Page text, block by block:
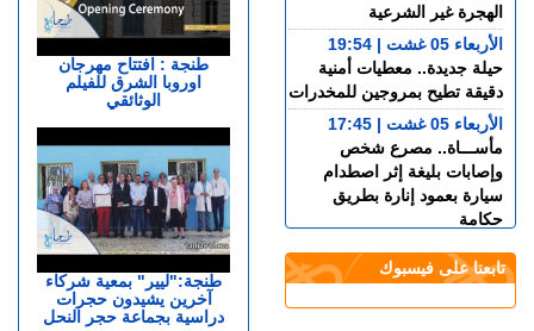
طنجة : افتتاح مهرجان
اوروبا الشرق للفيلم
الوثائقي
طنجة:"ليير" بمعية شركاء
آخرين يشيدون حجرات
دراسية بجماعة حجر النحل
الهجرة غير الشرعية
الأربعاء 05 غشت | 19:54
حيلة جديدة.. معطيات أمنية
دقيقة تطيح بمروجين للمخدرات
الأربعاء 05 غشت | 17:45
مأســـاة.. مصرع شخص
وإصابات بليغة إثر اصطدام
سيارة بعمود إنارة بطريق
حكامة
الأربعاء 05 غشت | 17:18
صحيفة إسبانية..المغرب
تابعنا على فيسبوك